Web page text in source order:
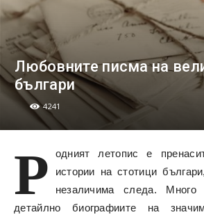
Любовните писма на
българи
4241
Р
одният летопис е
истории на стотици
незаличима следа.
детайлно биографиите на